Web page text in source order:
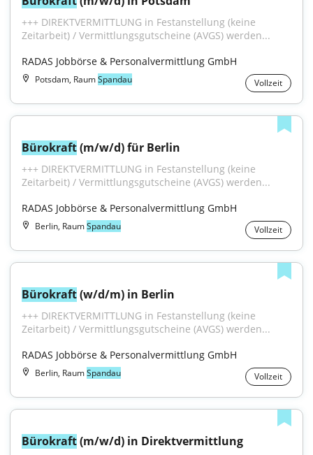
+++ DIREKTVERMITTLUNG in Festanstellung (keine
Zeitarbeit) / Vermittlungsgutscheine (AVGS) werden...
RADAS Jobbörse & Personalvermittlung GmbH
Potsdam, RaumSpandau Vollzeit
Bürokraft (m/w/d) für Berlin
+++ DIREKTVERMITTLUNG in Festanstellung (keine
Zeitarbeit) / Vermittlungsgutscheine (AVGS) werden...
RADAS Jobbörse & Personalvermittlung GmbH
Berlin, RaumSpandau Vollzeit
Bürokraft (w/d/m) in Berlin
+++ DIREKTVERMITTLUNG in Festanstellung (keine
Zeitarbeit) / Vermittlungsgutscheine (AVGS) werden...
RADAS Jobbörse & Personalvermittlung GmbH
Berlin, RaumSpandau Vollzeit
Bürokraft (m/w/d) in Direktvermittlung